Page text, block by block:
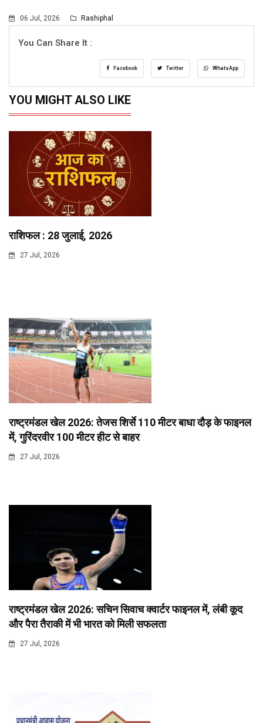
06 Jul, 2026 Rashiphal
You Can Share It :
Facebook Twitter WhatsApp
YOU MIGHT ALSO LIKE
राशिफल : 28 जुलाई, 2026
27 Jul, 2026
राष्ट्रमंडल खेल 2026: तेजस शिर्से 110 मीटर बाधा दौड़ के फाइनल
में, गुरिंदरवीर 100 मीटर हीट से बाहर
27 Jul, 2026
राष्ट्रमंडल खेल 2026: सचिन सिवाच क्वार्टर फाइनल में, लंबी कूद
और पैरा तैराकी में भी भारत को मिली सफलता
27 Jul, 2026